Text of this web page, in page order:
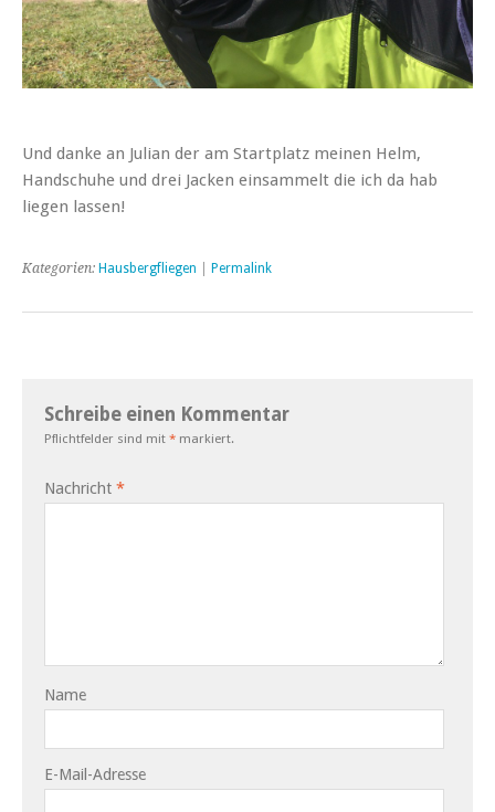
Und danke an Julian der am Startplatz meinen Helm,
Handschuhe und drei Jacken einsammelt die ich da hab
liegen lassen!
Kategorien: Hausbergfliegen Permalink
Schreibe einen Kommentar
Pflichtfelder sind mit * markiert.
Nachricht *
Name
E-Mail-Adresse